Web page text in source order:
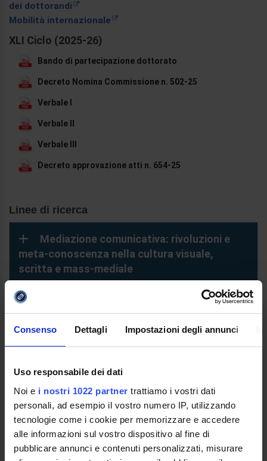
Consenso Dettagli Impostazioni degli annunci
Uso responsabile dei dati
Noi e i nostri 1022 partner trattiamo i vostri dati
personali, ad esempio il vostro numero IP, utilizzando
tecnologie come i cookie per memorizzare e accedere
alle informazioni sul vostro dispositivo al fine di
pubblicare annunci e contenuti personalizzati, misurare
dei dottorandi
Mobilità internazionale
XLI Ciclo (2025-26)
Bando di partecipazione dottorato
Decreto Nomina Commissione n. 502-25
Verbale I
Verbale II
Verbale III
Decreto approvazione atti n. 654-25
Linee di ricerca
Mediazione comunicativa: rivoluzioni e
meta-conoscenza nella cultura visuale,
scritta e mass-mediale
Metamorfosi circolazioni e circolarità del
testo: traduzione e transmedialità. Dalle
pratiche discorsive al mercato
nello sviluppo culturale, economico e sociale
Spazi mediali: intersezioni fra linguaggi e
cultura digitale